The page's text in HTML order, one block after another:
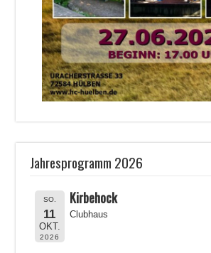
Jahresprogramm 2026
SO.
11
OKT.
2026
Kirbehock
Clubhaus